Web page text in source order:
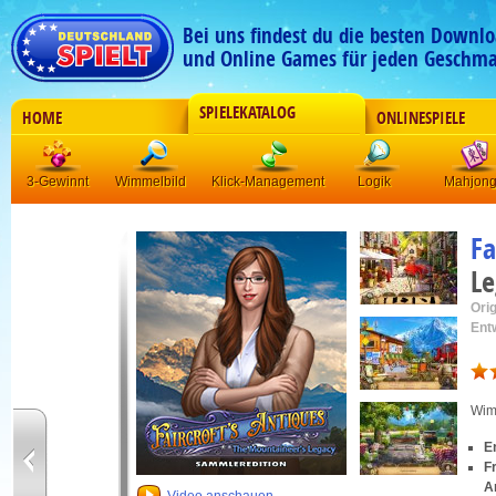
Bei uns findest du die besten
und Online Games für jeden
HOME SPIELEKATALOG ONLINESPIELE
3-Gewinnt Wimmelbild Klick-Management Logik Mahjong